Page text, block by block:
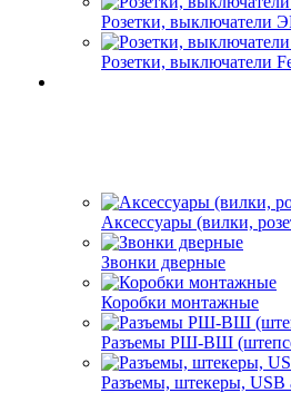
Розетки, выключатели
Розетки, выключатели
Аксессуары (вилки,
Звонки дверные
Коробки монтажные
Разъемы РШ-ВШ
Разъемы, штекеры, USB